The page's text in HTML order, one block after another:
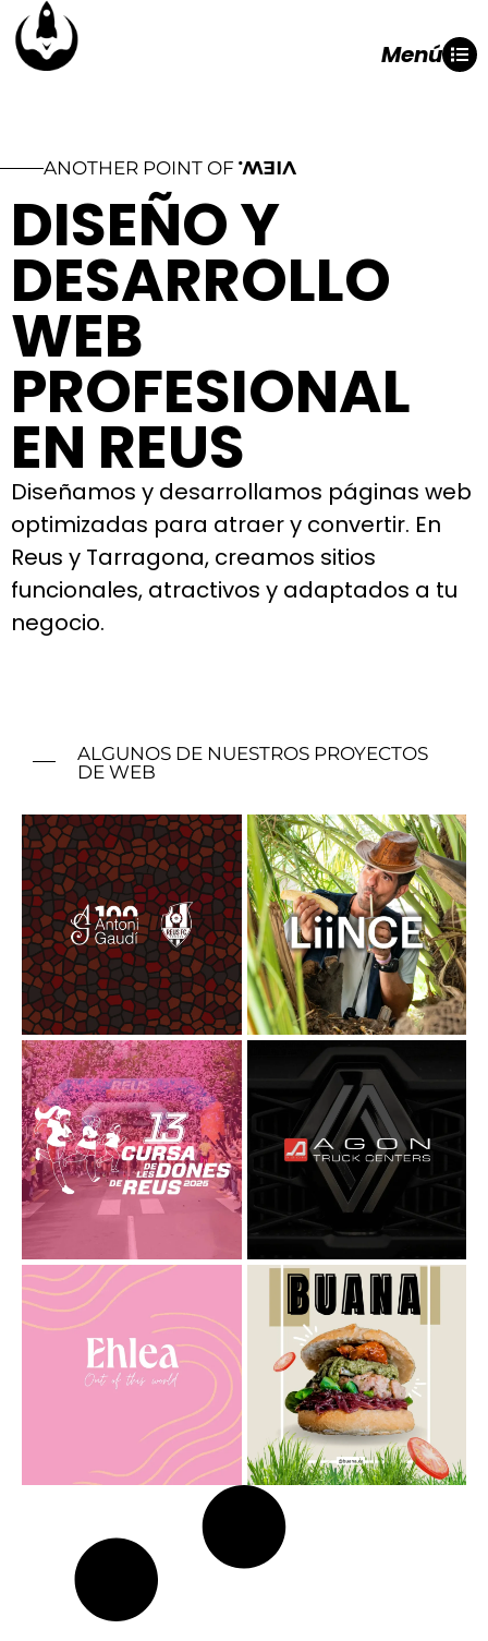
Menú
ANOTHER POINT OF VIEW.
DISEÑO Y
DESARROLLO
WEB
PROFESIONAL
EN REUS
Diseñamos y desarrollamos páginas web
optimizadas para atraer y convertir. En
Reus y Tarragona, creamos sitios
funcionales, atractivos y adaptados a tu
negocio.
ALGUNOS DE NUESTROS PROYECTOS
DE WEB